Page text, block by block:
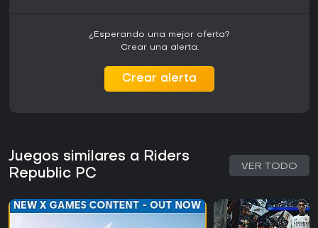
¿Esperando una mejor oferta?
Crear una alerta.
Crear alerta
Juegos similares a Riders
Republic PC
VER TODO